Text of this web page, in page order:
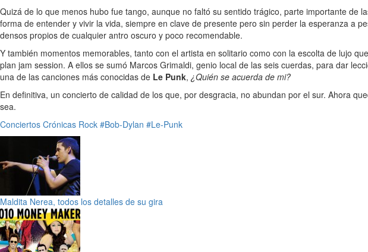
Quizá de lo que menos hubo fue tango, aunque no faltó su sentido trágico, parte importante de
forma de entender y vivir la vida, siempre en clave de presente pero sin perder la esperanza a
densos propios de cualquier antro oscuro y poco recomendable.
Y también momentos memorables, tanto con el artista en solitario como con la escolta de lujo
plan jam session. A ellos se sumó Marcos Grimaldi, genio local de las seis cuerdas, para dar
una de las canciones más conocidas de Le Punk, ¿Quién se acuerda de mi?
En definitiva, un concierto de calidad de los que, por desgracia, no abundan por el sur. Ahora
sea.
Conciertos Crónicas Rock #Bob-Dylan #Le-Punk
Maldita Nerea, todos los detalles de su gira